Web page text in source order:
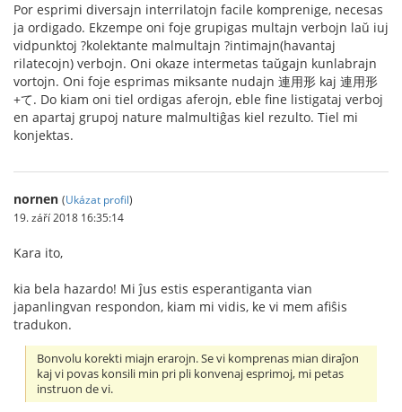
Por esprimi diversajn interrilatojn facile komprenige, necesas
ja ordigado. Ekzempe oni foje grupigas multajn verbojn laŭ iuj
vidpunktoj ?kolektante malmultajn ?intimajn(havantaj
rilatecojn) verbojn. Oni okaze intermetas taŭgajn kunlabrajn
vortojn. Oni foje esprimas miksante nudajn 連用形 kaj 連用形
+て. Do kiam oni tiel ordigas aferojn, eble fine listigataj verboj
en apartaj grupoj nature malmultiĝas kiel rezulto. Tiel mi
konjektas.
nornen (Ukázat profil)
19. září 2018 16:35:14
Kara ito,
kia bela hazardo! Mi ĵus estis esperantiganta vian
japanlingvan respondon, kiam mi vidis, ke vi mem afiŝis
tradukon.
Bonvolu korekti miajn erarojn. Se vi komprenas mian diraĵon
kaj vi povas konsili min pri pli konvenaj esprimoj, mi petas
instruon de vi.